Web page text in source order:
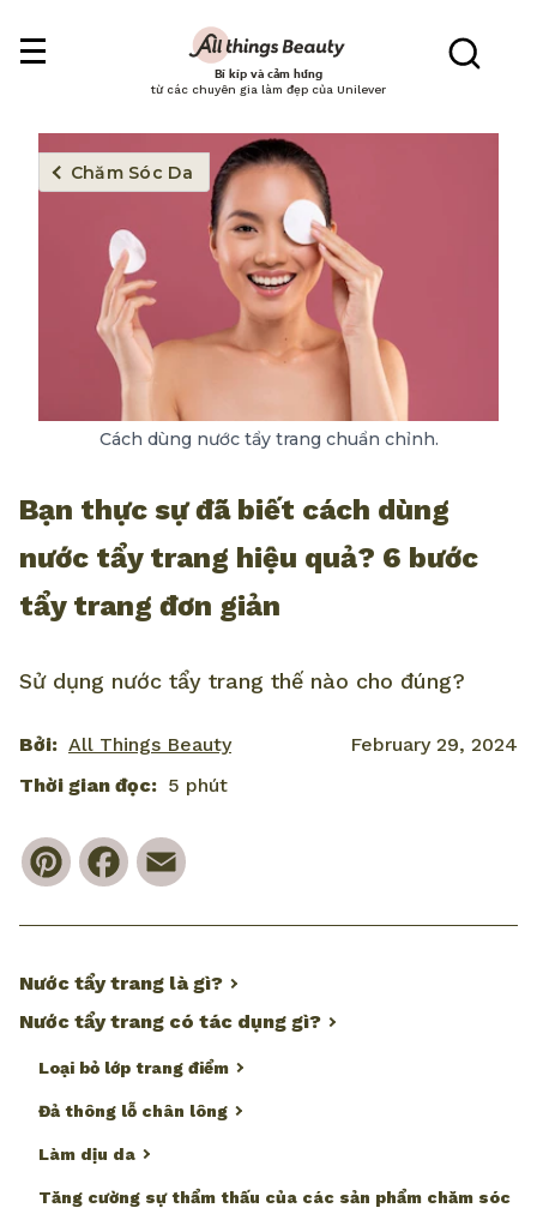
Bí kíp và cảm hứng
từ các chuyên gia làm đẹp của Unilever
Chăm Sóc Da
Cách dùng nước tẩy trang chuẩn chỉnh.
Bạn thực sự đã biết cách dùng
nước tẩy trang hiệu quả? 6 bước
tẩy trang đơn giản
Sử dụng nước tẩy trang thế nào cho đúng?
Bởi: All Things Beauty
February 29, 2024
Thời gian đọc: 5 phút
PinterestFacebook
Nước tẩy trang là gì?
Nước tẩy trang có tác dụng gì?
Loại bỏ lớp trang điểm
Đả thông lỗ chân lông
Làm dịu da
Tăng cường sự thẩm thấu của các sản phẩm chăm sóc